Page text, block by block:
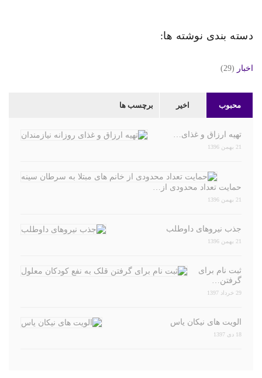
دسته بندی نوشته ها:
اخبار (29)
محبوب اخیر برچسب ها
تهیه ارزاق و غذای…
21 بهمن 1396
حمایت تعداد محدودی از…
21 بهمن 1396
جذب نیروهای داوطلب
21 بهمن 1396
ثبت نام برای
گرفتن…
29 خرداد 1397
الویت های نیکان یاس
18 دی 1397